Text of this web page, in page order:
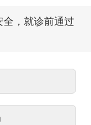
，就诊前通过